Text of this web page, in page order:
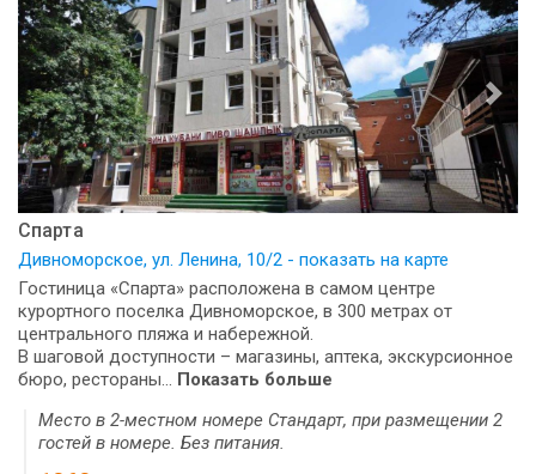
Спарта
Дивноморское, ул. Ленина, 10/2 - показать на карте
Гостиница «Спарта» расположена в самом центре
курортного поселка Дивноморское, в 300 метрах от
центрального пляжа и набережной.
В шаговой доступности – магазины, аптека, экскурсионное
бюро, рестораны... Показать больше
Место в 2-местном номере Стандарт, при размещении 2
гостей в номере. Без питания.